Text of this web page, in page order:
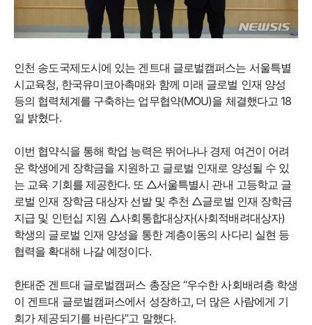
인천 송도국제도시에 있는 겐트대 글로벌캠퍼스는 서울특별
시교육청, 한국유미코아촉매와 함께 미래 글로벌 인재 양성
등의 협력체계를 구축하는 업무협약(MOU)을 체결했다고 18
일 밝혔다.
이번 협약식을 통해 학업 능력은 뛰어나나 경제 여건이 어려
운 학생에게 장학금을 지원하고 글로벌 인재로 양성될 수 있
는 교육 기회를 제공한다. 또 △서울특별시 관내 고등학교 글
로벌 인재 장학금 대상자 선발 및 추천 △글로벌 인재 장학금
지급 및 인턴십 지원 △사회통합대상자(사회적배려대상자)
학생의 글로벌 인재 양성을 통한 계층이동의 사다리 실현 등
협력을 확대해 나갈 예정이다.
한태준 겐트대 글로벌캠퍼스 총장은 “우수한 사회배려층 학생
이 겐트대 글로벌캠퍼스에서 성장하고, 더 많은 사람에게 기
회가 제공되기를 바란다”고 말했다.